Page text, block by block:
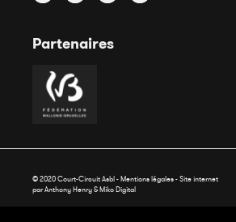
Partenaires
© 2020 Court-Circuit Asbl - Mentions légales - Site internet
par Anthony Henry &Miko Digital